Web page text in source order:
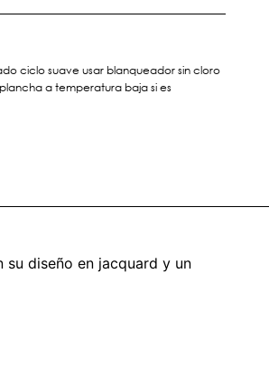
ciclo suave usar blanqueador sin cloro
a temperatura baja si es
diseño en jacquard y un